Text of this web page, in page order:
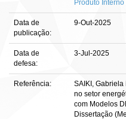
Produto
Data de
publicação:
9-Out-2025
Data de
defesa:
3-Jul-2025
Referência:
SAIKI,
no setor
com Modelos
Dissertação